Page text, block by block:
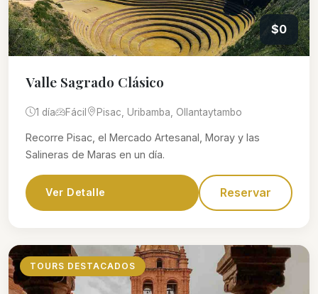
$0
Valle Sagrado Clásico
1 día Fácil Pisac, Uribamba, Ollantaytambo
Recorre Pisac, el Mercado Artesanal, Moray y las
Salineras de Maras en un día.
Ver Detalle Reservar
TOURS DESTACADOS